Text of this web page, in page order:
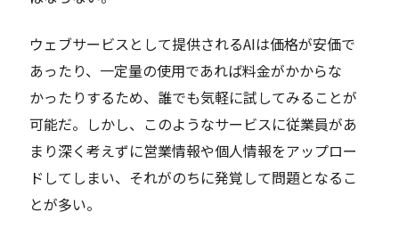
ウェブサービスとして提供されるAIは価格が安価で
あったり、一定量の使用であれば料金がかからな
かったりするため、誰でも気軽に試してみることが
可能だ。しかし、このようなサービスに従業員があ
まり深く考えずに営業情報や個人情報をアップロー
ドしてしまい、それがのちに発覚して問題となるこ
とが多い。